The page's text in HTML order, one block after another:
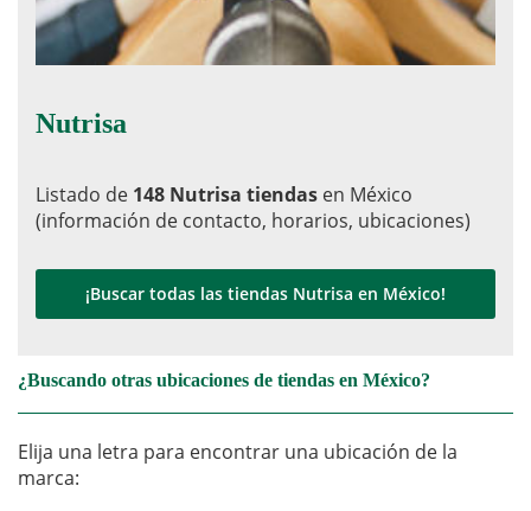
Nutrisa
Listado de 148 Nutrisa tiendas en México
(información de contacto, horarios, ubicaciones)
¡Buscar todas las tiendas Nutrisa en México!
¿Buscando otras ubicaciones de tiendas en México?
Elija una letra para encontrar una ubicación de la
marca: